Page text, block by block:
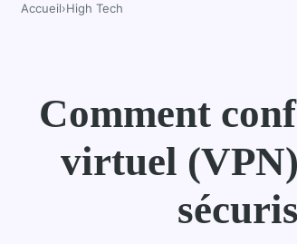
Accueil›High Tech
Comment
virtuel